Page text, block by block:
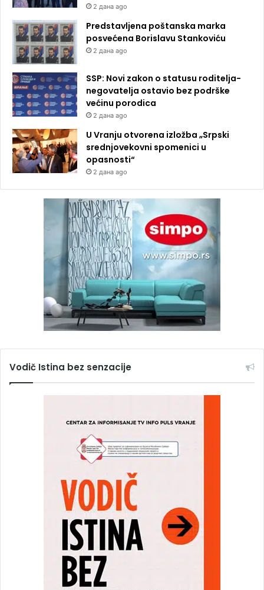
2 дана ago
Predstavljena poštanska marka
posvećena Borislavu Stankoviću
2 дана ago
SSP: Novi zakon o statusu roditelja-
negovatelja ostavio bez podrške
većinu porodica
2 дана ago
U Vranju otvorena izložba „Srpski
srednjovekovni spomenici u
opasnosti“
2 дана ago
Vodič Istina bez senzacije